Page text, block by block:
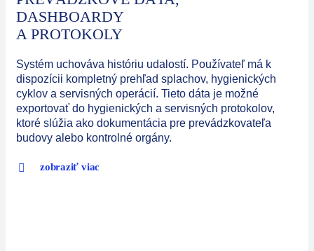
DASHBOARDY
A PROTOKOLY
Systém uchováva históriu udalostí. Používateľ má k
dispozícii kompletný prehľad splachov, hygienických
cyklov a servisných operácií. Tieto dáta je možné
exportovať do hygienických a servisných protokolov,
ktoré slúžia ako dokumentácia pre prevádzkovateľa
budovy alebo kontrolné orgány.
zobraziť viac